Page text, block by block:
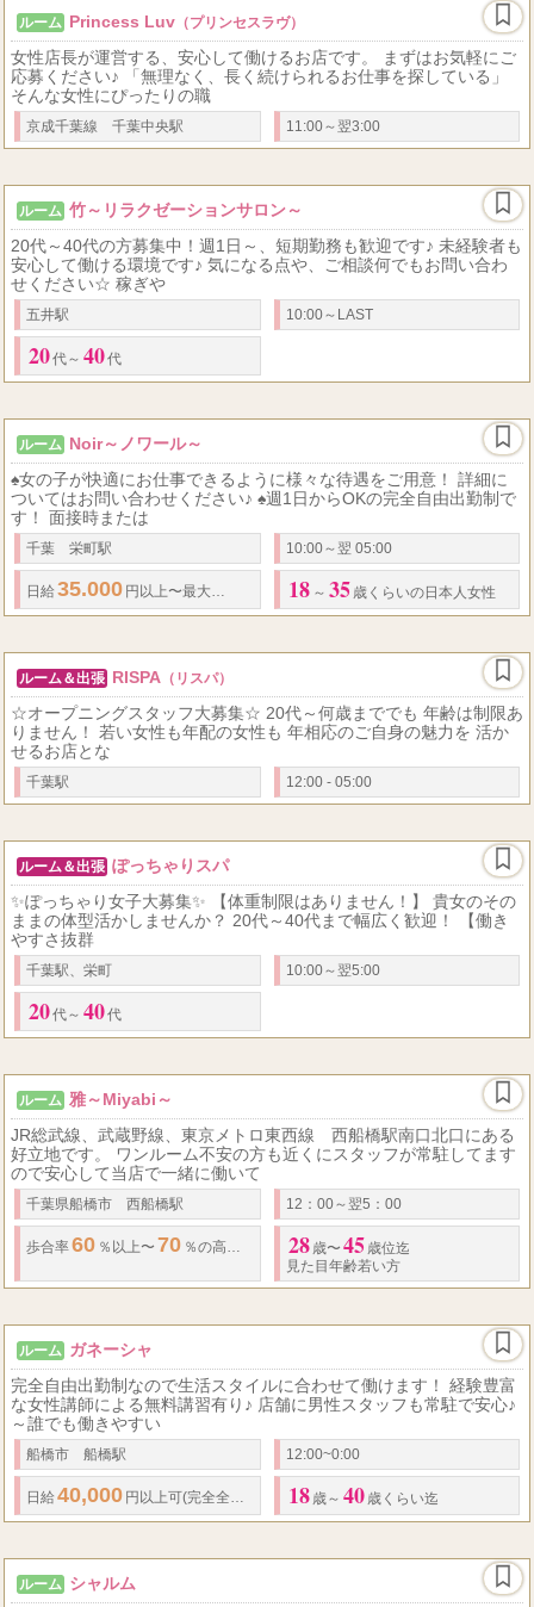
ルーム Princess Luv （プリンセスラヴ）
女性店長が運営する、安心して働けるお店です。 まずはお気軽にご
応募ください♪ 「無理なく、長く続けられるお仕事を探している」
そんな女性にぴったりの職
京成千葉線 千葉中央駅 11:00～翌3:00
ルーム 竹～リラクゼーションサロン～
20代～40代の方募集中！週1日～、短期勤務も歓迎です♪ 未経験者も
安心して働ける環境です♪ 気になる点や、ご相談何でもお問い合わ
せください☆ 稼ぎや
五井駅 10:00～LAST
20代～ 40代
ルーム Noir～ノワール～
♠女の子が快適にお仕事できるように様々な待遇をご用意！ 詳細に
ついてはお問い合わせください♪ ♠週1日からOKの完全自由出勤制で
す！ 面接時または
千葉 栄町駅 10:00～翌 05:00
日給 35.000 円以上〜最大 円以上可 待機保証あり（当店規定あり
18 ～ 35 歳くらいの日本人女性
ルーム＆出張 RISPA （リスパ）
☆オープニングスタッフ大募集☆ 20代～何歳まででも 年齢は制限あ
りません！ 若い女性も年配の女性も 年相応のご自身の魅力を 活か
せるお店とな
千葉駅 12:00 - 05:00
ルーム＆出張 ぽっちゃりスパ
✨ぽっちゃり女子大募集✨ 【体重制限はありません！】 貴女のその
ままの体型活かしませんか？ 20代～40代まで幅広く歓迎！ 【働き
やすさ抜群
千葉駅、栄町 10:00～翌5:00
20代～ 40代
ルーム 雅～Miyabi～
JR総武線、武蔵野線、東京メトロ東西線 西船橋駅南口北口にある
好立地です。 ワンルーム不安の方も近くにスタッフが常駐してます
ので安心して当店で一緒に働いて
千葉県船橋市 西船橋駅 12：00～翌5：00
歩合率60 ％以上〜 70 ％の高額 バック率雑費等、引かれるもの一切ありませ
28 歳〜 45 歳位迄
見た目年齢若い方
ルーム ガネーシャ
完全自由出勤制なので生活スタイルに合わせて働けます！ 経験豊富
な女性講師による無料講習有り♪ 店舗に男性スタッフも常駐で安心♪
～誰でも働きやすい
船橋市 船橋駅 12:00~0:00
日給 40,000 円以上可(完全全額日払い制) ※ 最低保証 制度有り ※ノルマ、罰
18 歳～ 40 歳くらい迄
ルーム シャルム